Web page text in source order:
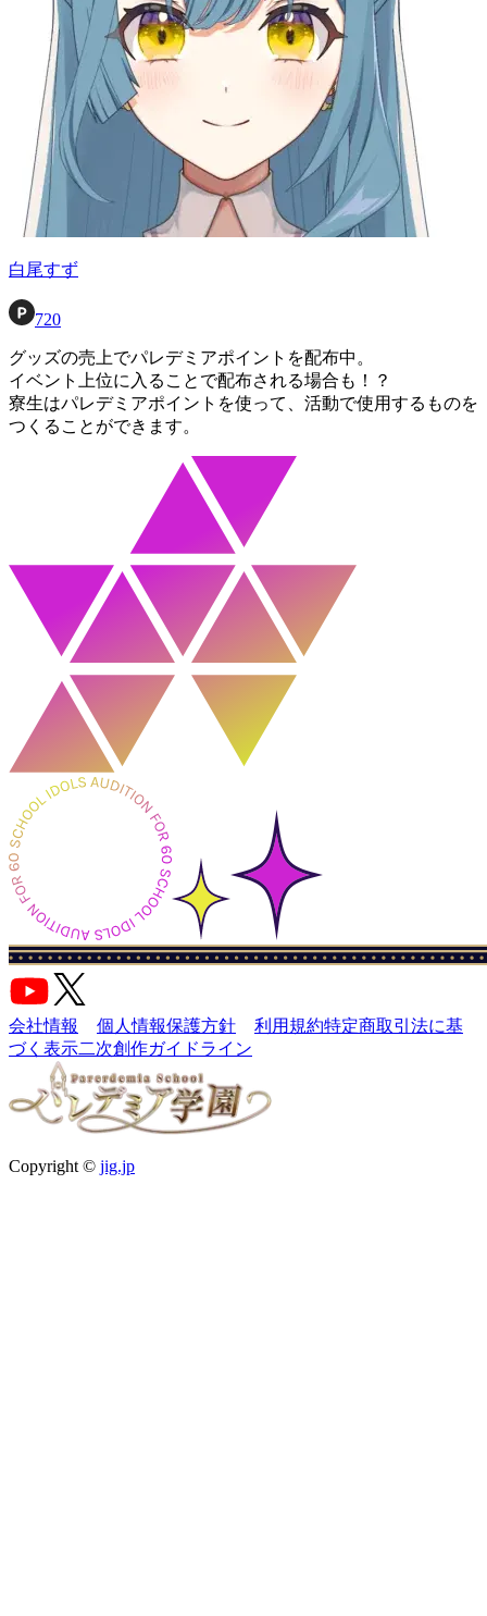
白尾すず
720
グッズの売上でパレデミアポイントを配布中。
イベント上位に入ることで配布される場合も！？
寮生はパレデミアポイントを使って、活動で使用するものを
つくることができます。
会社情報 個人情報保護方針 利用規約特定商取引法に基
づく表示二次創作ガイドライン
Copyright © jig.jp